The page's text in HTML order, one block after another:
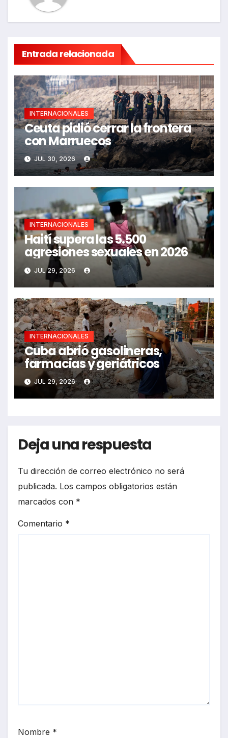
Entrada relacionada
INTERNACIONALES
Ceuta pidió cerrar la frontera
con Marruecos
JUL 30, 2026
INTERNACIONALES
Haití supera las 5.500
agresiones sexuales en 2026
JUL 29, 2026
INTERNACIONALES
Cuba abrió gasolineras,
farmacias y geriátricos
JUL 29, 2026
Deja una respuesta
Tu dirección de correo electrónico no será
publicada. Los campos obligatorios están
marcados con *
Comentario *
Nombre *